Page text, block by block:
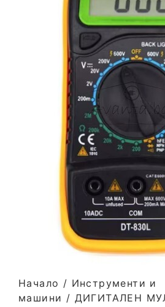
Начало / Инструменти и
машини / ДИГИТАЛЕН